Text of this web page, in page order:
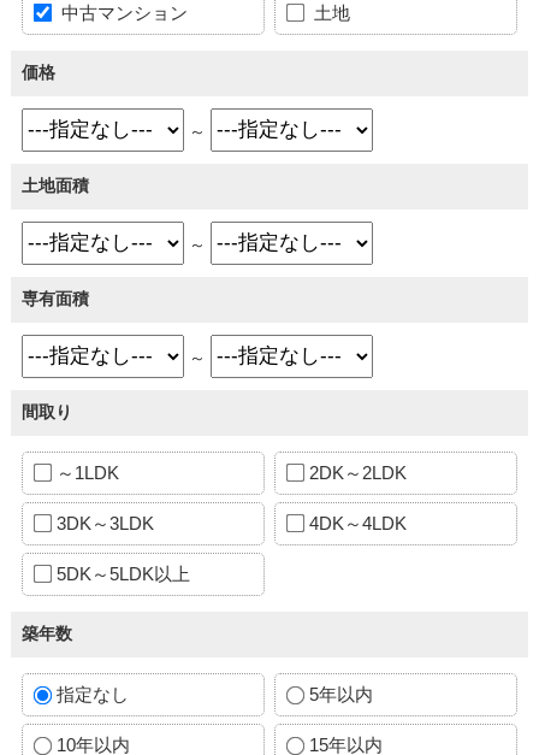
中古マンション 土地
価格
～
土地面積
～
専有面積
～
間取り
～1LDK 2DK～2LDK
3DK～3LDK 4DK～4LDK
5DK～5LDK以上
築年数
指定なし 5年以内
10年以内 15年以内